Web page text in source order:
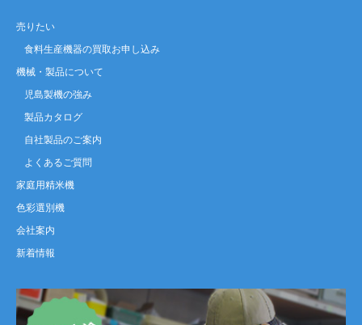
売りたい
食料生産機器の買取お申し込み
機械・製品について
児島製機の強み
製品カタログ
自社製品のご案内
よくあるご質問
家庭用精米機
色彩選別機
会社案内
新着情報